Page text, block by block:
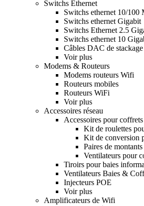
Switchs Ethernet
Switchs ethernet 10/100
Switchs ethernet Gigabit
Switchs Ethernet 2.5
Switchs ethernet 10
Câbles DAC de stackage
Voir plus
Modems & Routeurs
Modems routeurs Wifi
Routeurs mobiles
Routeurs WiFi
Voir plus
Accessoires réseau
Accessoires pour
Kit de roulettes
Kit de conversion
Paires de
Ventilateurs pour
Tiroirs pour baies
Ventilateurs Baies &
Injecteurs POE
Voir plus
Amplificateurs de Wifi